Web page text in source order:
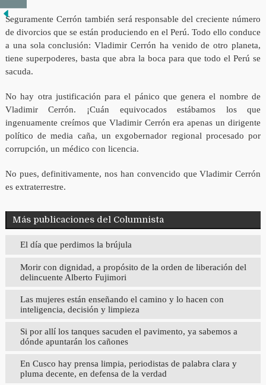
Seguramente Cerrón también será responsable del creciente número
de divorcios que se están produciendo en el Perú. Todo ello conduce
a una sola conclusión: Vladimir Cerrón ha venido de otro planeta,
tiene superpoderes, basta que abra la boca para que todo el Perú se
sacuda.
No hay otra justificación para el pánico que genera el nombre de
Vladimir Cerrón. ¡Cuán equivocados estábamos los que
ingenuamente creímos que Vladimir Cerrón era apenas un dirigente
político de media caña, un exgobernador regional procesado por
corrupción, un médico con licencia.
No pues, definitivamente, nos han convencido que Vladimir Cerrón
es extraterrestre.
Más publicaciones del Columnista
El día que perdimos la brújula
Morir con dignidad, a propósito de la orden de liberación del
delincuente Alberto Fujimori
Las mujeres están enseñando el camino y lo hacen con
inteligencia, decisión y limpieza
Si por allí los tanques sacuden el pavimento, ya sabemos a
dónde apuntarán los cañones
En Cusco hay prensa limpia, periodistas de palabra clara y
pluma decente, en defensa de la verdad